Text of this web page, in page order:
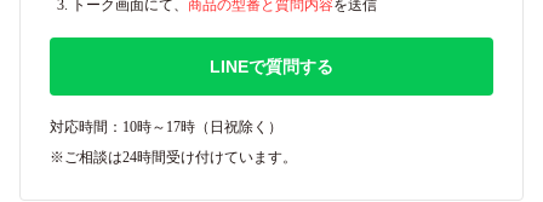
トーク画面にて、 商品の型番と質問内容を送信
LINEで質問する
対応時間：10時～17時（日祝除く）
※ご相談は24時間受け付けています。